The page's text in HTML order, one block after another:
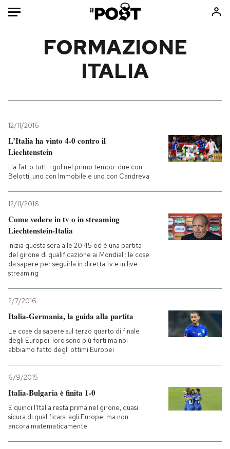
Mondo
Tecnologia
Internet
Cultura
Economia
Sport
Libri
Ok Boomer!
Europa
Altrecose
PODCAST
I MIEI PREFERITI
SHOP
AREA PERSONALE
Entra
FORMAZIONE
ITALIA
12/11/2016
L’Italia ha vinto 4-0 contro il
Liechtenstein
Ha fatto tutti i gol nel primo tempo: due con
Belotti, uno con Immobile e uno con Candreva
12/11/2016
Come vedere in tv o in streaming
Liechtenstein-Italia
Inizia questa sera alle 20.45 ed è una partita
del girone di qualificazione ai Mondiali: le cose
da sapere per seguirla in diretta tv e in live
streaming
2/7/2016
Italia-Germania, la guida alla partita
Le cose da sapere sul terzo quarto di finale
degli Europei: loro sono più forti ma noi
abbiamo fatto degli ottimi Europei
6/9/2015
Italia-Bulgaria è finita 1-0
E quindi l'Italia resta prima nel girone, quasi
sicura di qualificarsi agli Europei ma non
ancora matematicamente